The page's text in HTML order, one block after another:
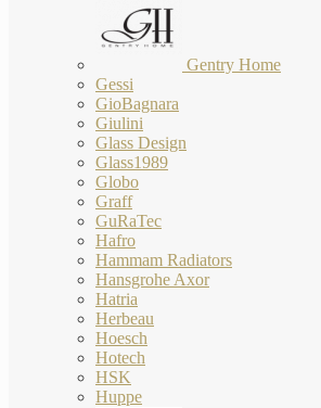
Gentry Home
Gessi
GioBagnara
Giulini
Glass Design
Glass1989
Globo
Graff
GuRaTec
Hafro
Hammam Radiators
Hansgrohe Axor
Hatria
Herbeau
Hoesch
Hotech
HSK
Huppe